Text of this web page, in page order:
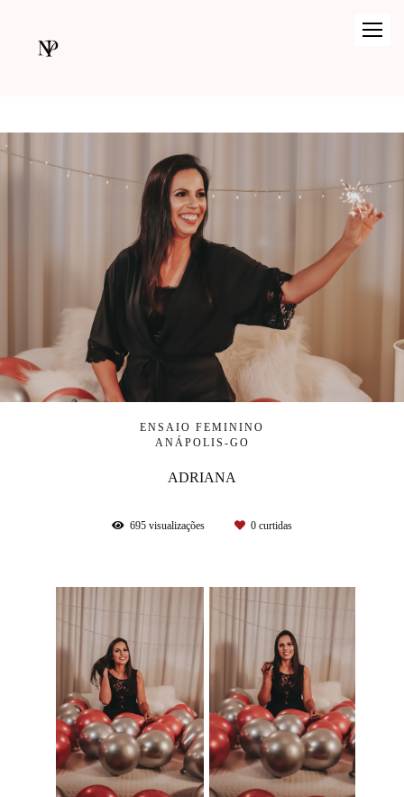
ENSAIO FEMININO
ANÁPOLIS-GO
ADRIANA
695 visualizações 0 curtidas